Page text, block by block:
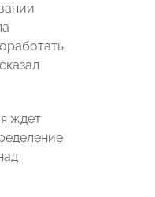
ждет